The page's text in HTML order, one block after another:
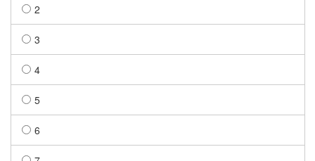
2
3
4
5
6